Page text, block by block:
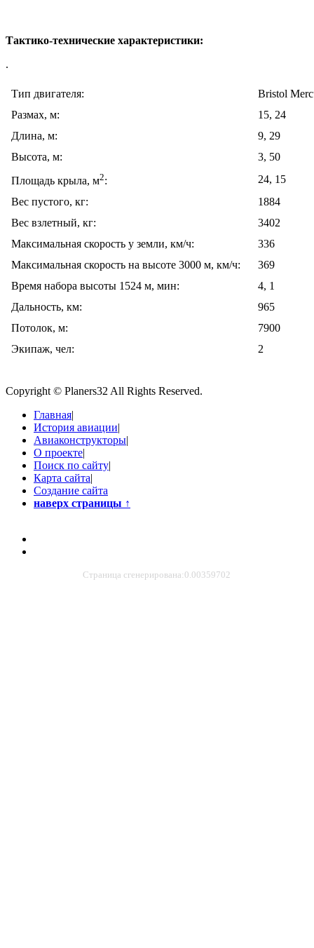
Тактико-технические характеристики:
.
Тип двигателя:
Bristol
Размах, м:
15, 24
Длина, м:
9, 29
Высота, м:
3, 50
Площадь крыла, м2:
24, 15
Вес пустого, кг:
1884
Вес взлетный, кг:
3402
Максимальная скорость у земли, км/ч:
336
Максимальная скорость на высоте 3000 м, км/ч:
369
Время набора высоты 1524 м, мин:
4, 1
Дальность, км:
965
Потолок, м:
7900
Экипаж, чел:
2
Copyright © Planers32 All Rights Reserved.
Главная|
История авиации|
Авиаконструкторы|
О проекте|
Поиск по сайту|
Карта сайта|
Создание сайта
наверх страницы ↑
Страница сгенерирована:0.00359702